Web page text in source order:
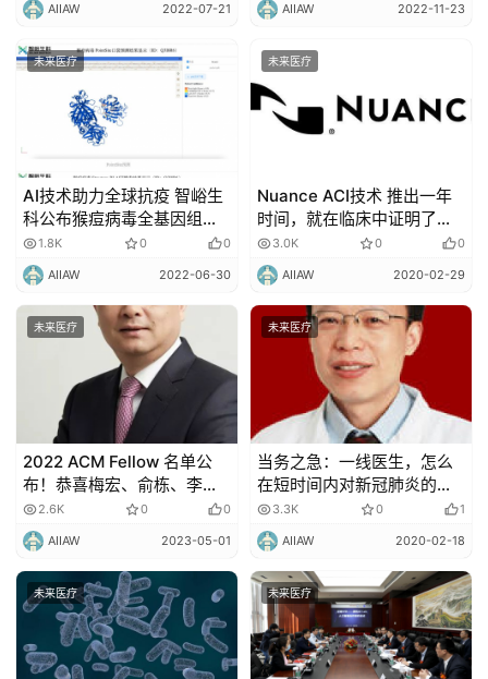
AIIAW 2022-07-21 AIIAW 2022-11-23
未来医疗
AI技术助力全球抗疫 智峪生
科公布猴痘病毒全基因组蛋
白质结构预测结果
1.8K 0 0
AIIAW 2022-06-30
未来医疗
Nuance ACI技术 推出一年
时间，就在临床中证明了自
己的价值！
3.0K 0 0
AIIAW 2020-02-29
未来医疗
2022 ACM Fellow 名单公
布！恭喜梅宏、俞栋、李
航、邢波等13位华人入选
2.6K 0 0
AIIAW 2023-05-01
未来医疗
当务之急：一线医生，怎么
在短时间内对新冠肺炎的影
像学表现形成系统、科学的
认知？
3.3K 0 1
AIIAW 2020-02-18
未来医疗 未来医疗